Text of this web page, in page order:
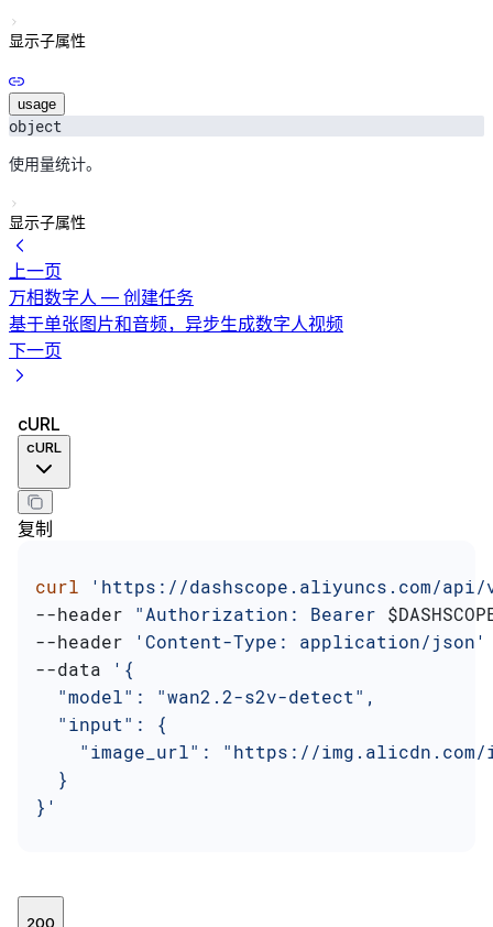
显示子属性
usage
object
使用量统计。
显示子属性
上一页
万相数字人 — 创建任务
基于单张图片和音频，异步生成数字人视频
下一页
cURL
cURL
复制
curl 'https://dashscope.aliyuncs.com/
--header "Authorization: Bearer
--header
'Content-Type: application/json'
--data
'{
  "model": "wan2.2-s2v-detect",
  "input": {
"image_url": "https://
  }
}'
200